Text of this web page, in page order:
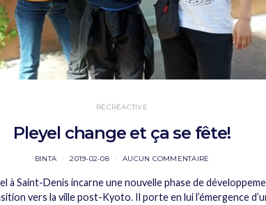
RÉCRÉACTIVE
Pleyel change et ça se fête!
BINTA 2019-02-08 AUCUN COMMENTAIRE
à Saint-Denis incarne une nouvelle phase de
vers la ville post-Kyoto. Il porte en lui l’émergence